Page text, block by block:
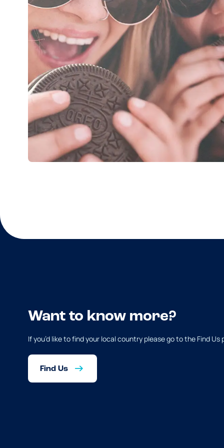
Want to know more?
If you’d like to find your local country please go to the Find Us
Find Us